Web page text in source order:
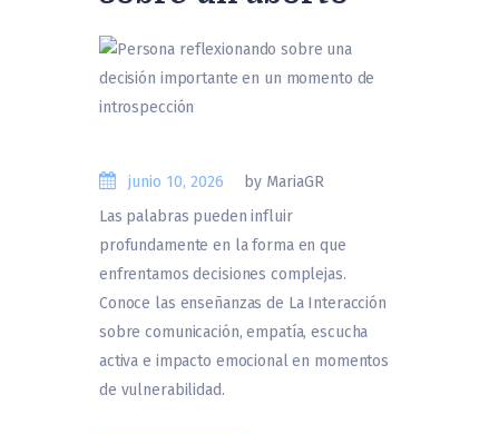
junio 10, 2026
by MariaGR
Las palabras pueden influir
profundamente en la forma en que
enfrentamos decisiones complejas.
Conoce las enseñanzas de La Interacción
sobre comunicación, empatía, escucha
activa e impacto emocional en momentos
de vulnerabilidad.